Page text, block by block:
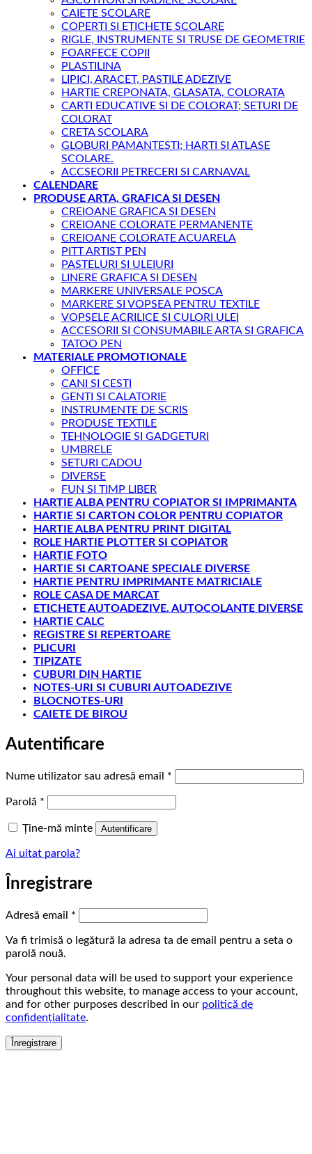
CAIETE SCOLARE
COPERTI SI ETICHETE SCOLARE
RIGLE, INSTRUMENTE SI TRUSE DE GEOMETRIE
FOARFECE COPII
PLASTILINA
LIPICI, ARACET, PASTILE ADEZIVE
HARTIE CREPONATA, GLASATA, COLORATA
CARTI EDUCATIVE SI DE COLORAT; SETURI DE
COLORAT
CRETA SCOLARA
GLOBURI PAMANTESTI; HARTI SI ATLASE
SCOLARE.
ACCSEORII PETRECERI SI CARNAVAL
CALENDARE
PRODUSE ARTA, GRAFICA SI DESEN
CREIOANE GRAFICA SI DESEN
CREIOANE COLORATE PERMANENTE
CREIOANE COLORATE ACUARELA
PITT ARTIST PEN
PASTELURI SI ULEIURI
LINERE GRAFICA SI DESEN
MARKERE UNIVERSALE POSCA
MARKERE SI VOPSEA PENTRU TEXTILE
VOPSELE ACRILICE SI CULORI ULEI
ACCESORII SI CONSUMABILE ARTA SI GRAFICA
TATOO PEN
MATERIALE PROMOTIONALE
OFFICE
CANI SI CESTI
GENTI SI CALATORIE
INSTRUMENTE DE SCRIS
PRODUSE TEXTILE
TEHNOLOGIE SI GADGETURI
UMBRELE
SETURI CADOU
DIVERSE
FUN SI TIMP LIBER
HARTIE ALBA PENTRU COPIATOR SI IMPRIMANTA
HARTIE SI CARTON COLOR PENTRU COPIATOR
HARTIE ALBA PENTRU PRINT DIGITAL
ROLE HARTIE PLOTTER SI COPIATOR
HARTIE FOTO
HARTIE SI CARTOANE SPECIALE DIVERSE
HARTIE PENTRU IMPRIMANTE MATRICIALE
ROLE CASA DE MARCAT
ETICHETE AUTOADEZIVE. AUTOCOLANTE DIVERSE
HARTIE CALC
REGISTRE SI REPERTOARE
PLICURI
TIPIZATE
CUBURI DIN HARTIE
NOTES-URI SI CUBURI AUTOADEZIVE
BLOCNOTES-URI
CAIETE DE BIROU
Autentificare
Nume utilizator sau adresă email *
Parolă *
Ține-mă minte Autentificare
Ai uitat parola?
Înregistrare
Adresă email *
Va fi trimisă o legătură la adresa ta de email pentru a seta o
parolă nouă.
Your personal data will be used to support your experience
throughout this website, to manage access to your account,
and for other purposes described in our politică de
confidențialitate.
Înregistrare